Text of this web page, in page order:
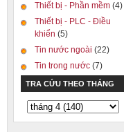
Thiết bị - Phần mềm (4)
Thiết bị - PLC - Điều
khiển (5)
Tin nước ngoài (22)
Tin trong nước (7)
TRA CỨU THEO THÁNG